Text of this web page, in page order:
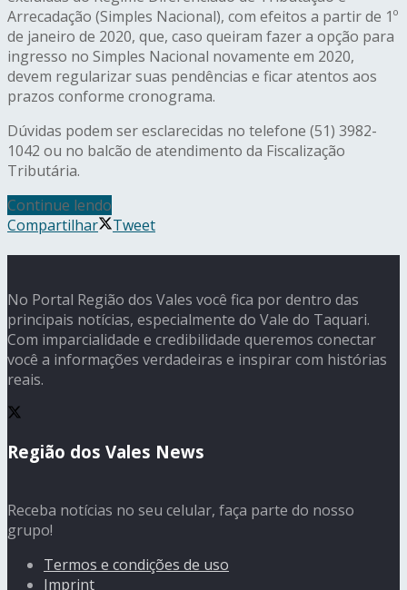
Arrecadação (Simples Nacional), com efeitos a partir de 1º
de janeiro de 2020, que, caso queiram fazer a opção para
ingresso no Simples Nacional novamente em 2020,
devem regularizar suas pendências e ficar atentos aos
prazos conforme cronograma.
Dúvidas podem ser esclarecidas no telefone (51) 3982-
1042 ou no balcão de atendimento da Fiscalização
Tributária.
Continue lendo
Compartilhar
Tweet
No Portal Região dos Vales você fica por dentro das
principais notícias, especialmente do Vale do Taquari.
Com imparcialidade e credibilidade queremos conectar
você a informações verdadeiras e inspirar com histórias
reais.
Região dos Vales News
Receba notícias no seu celular, faça parte do nosso
grupo!
Termos e condições de uso
Imprint